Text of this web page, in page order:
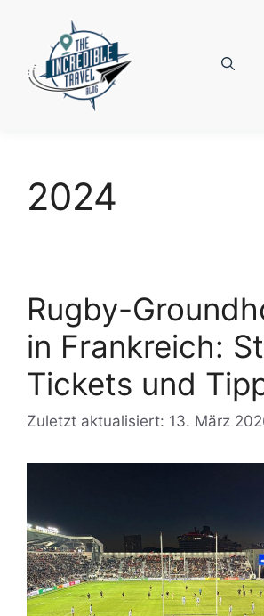
springen
2024
Rugby-
in Frankreich:
Tickets und
Zuletzt aktualisiert: 13. März